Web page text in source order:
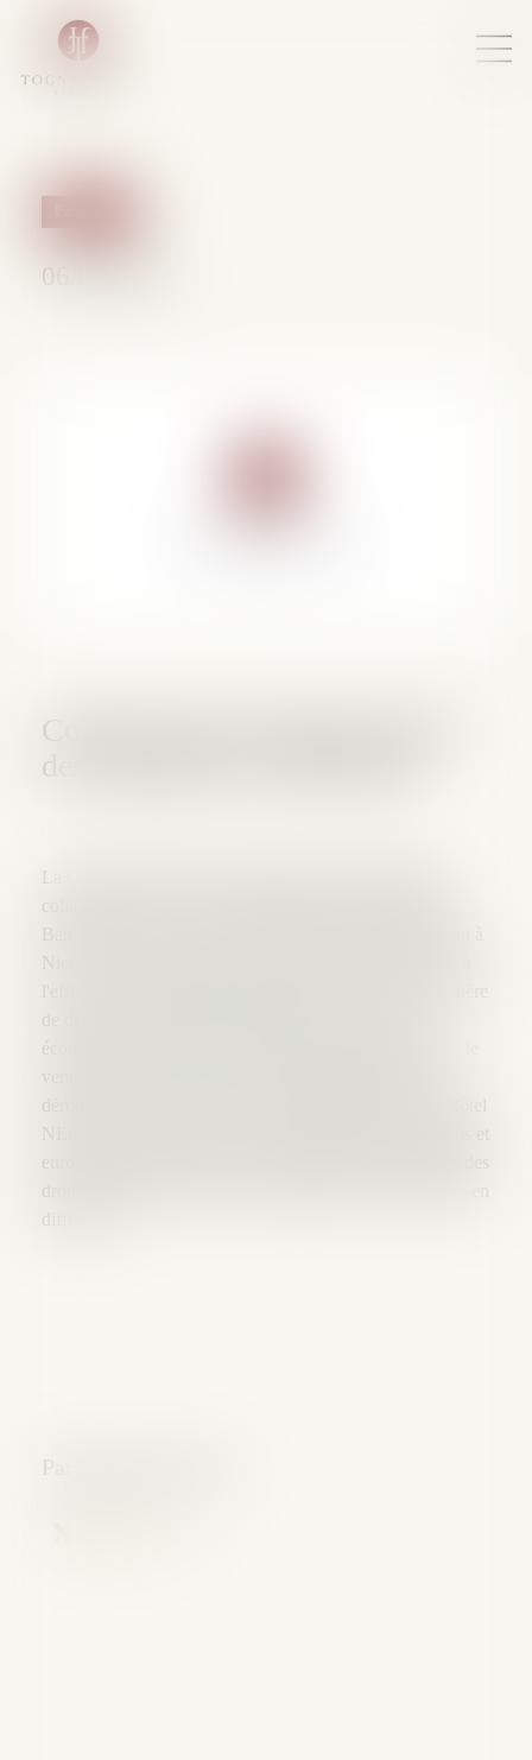
Colloque franco-italien de droit
des entreprises en difficultés
06/03/2009
La Commission Droit des Entreprises en Difficultés en
collaboration avec la Commission Droit des Sociétés et
Bancaire de l'Union des Avocats Européens, organisèrent à
de droit des entreprises en difficultés face à la crise
économique. Après une soirée d'accueil des délégations, le
vendredi 6 mars, l'atelier de travail proprement dit se
déroulera le samedi 7 mars 2009, de 9h00 à 13h00 à l'Hôtel
européens. Interviendront des universitaires et praticiens des
droits français, italiens et communautaires des entreprises en
difficultés